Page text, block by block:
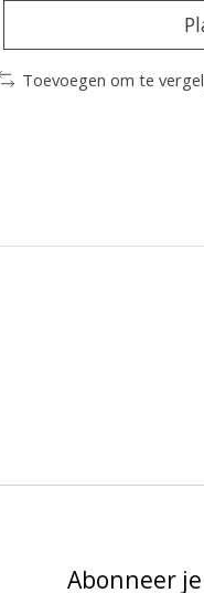
Toevoegen om te
Abonneer